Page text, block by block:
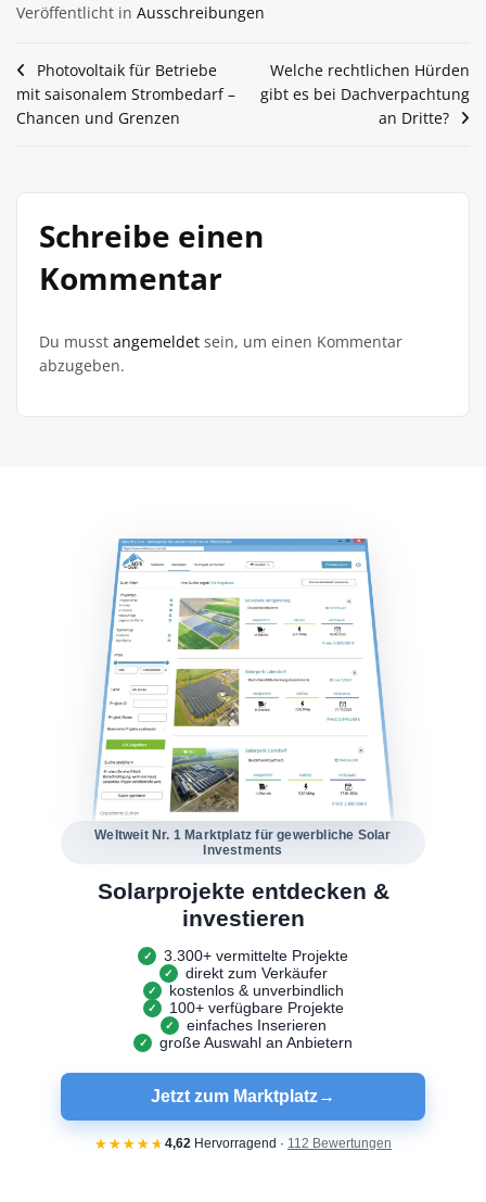
Veröffentlicht in Ausschreibungen
Beitragsnavigation
Photovoltaik für Betriebe
mit saisonalem Strombedarf –
Chancen und Grenzen
Welche rechtlichen Hürden
gibt es bei Dachverpachtung
an Dritte?
Schreibe einen
Kommentar
Du musst angemeldet sein, um einen Kommentar
abzugeben.